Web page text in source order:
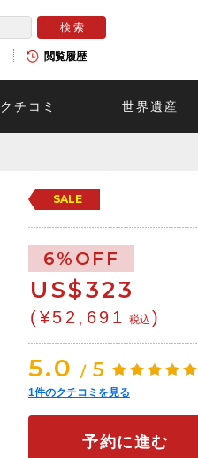
閲覧履歴
クチコミ 世界遺産
SALE
6%OFF
US$323
(¥52,691 税込 )
5.0 / 5
1件のクチコミを見る
予約に進む